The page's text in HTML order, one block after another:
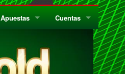
Apuestas
¿Qué es el Sistema Parley?
Cuentas